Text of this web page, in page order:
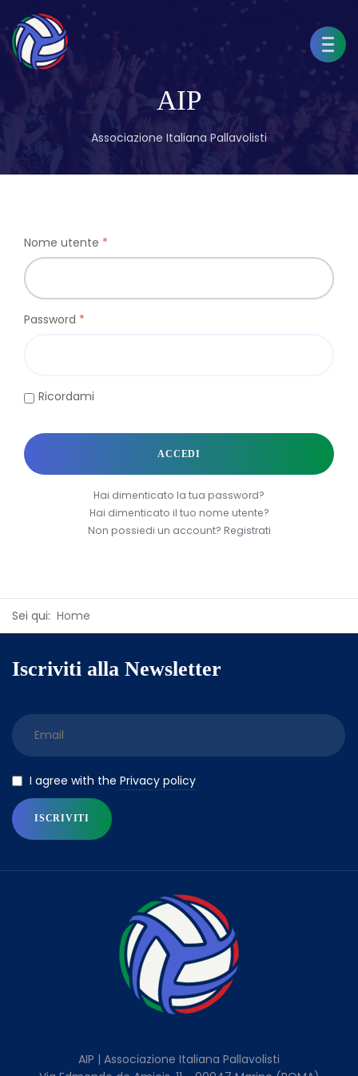
AIP
Associazione Italiana Pallavolisti
Nome utente *
Password *
Ricordami
ACCEDI
Hai dimenticato la tua password?
Hai dimenticato il tuo nome utente?
Non possiedi un account? Registrati
Sei qui: Home
Iscriviti alla Newsletter
I agree with the Privacy policy
AIP | Associazione Italiana Pallavolisti